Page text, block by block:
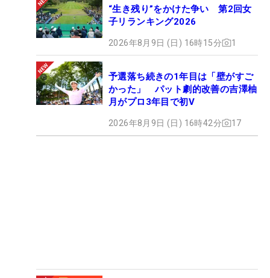
“生き残り”をかけた争い 第2回女
子リランキング2026
2026年8月9日 (日) 16時15分 1
予選落ち続きの1年目は「壁がすご
かった」 パット劇的改善の吉澤柚
月がプロ3年目で初V
2026年8月9日 (日) 16時42分 17